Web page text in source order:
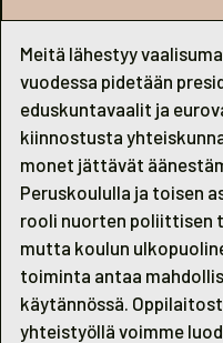
Meitä lähestyy
vuodessa pidetään
eduskuntavaalit ja
kiinnostusta
monet jättävät
Peruskoululla ja toisen
rooli nuorten poliittisen
mutta koulun
toiminta antaa
käytännössä.
yhteistyöllä voimme